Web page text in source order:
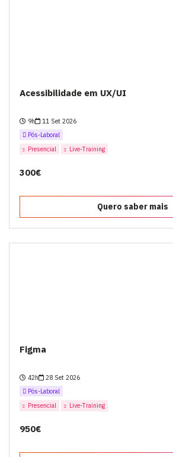
Acessibilidade em UX/UI
9h
11 Set 2026
Pós-Laboral
Presencial
Live-Training
300€
Quero saber mais
Figma
42h
28 Set 2026
Pós-Laboral
Presencial
Live-Training
950€